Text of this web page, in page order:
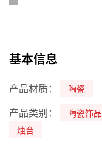
基本信息
产品材质： 陶瓷
产品类别：
陶瓷饰品
烛台